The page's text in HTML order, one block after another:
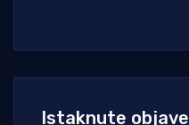
Istaknute objave